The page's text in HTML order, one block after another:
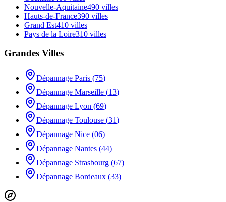
Nouvelle-Aquitaine490 villes
Hauts-de-France390 villes
Grand Est410 villes
Pays de la Loire310 villes
Grandes Villes
Dépannage Paris (75)
Dépannage Marseille (13)
Dépannage Lyon (69)
Dépannage Toulouse (31)
Dépannage Nice (06)
Dépannage Nantes (44)
Dépannage Strasbourg (67)
Dépannage Bordeaux (33)